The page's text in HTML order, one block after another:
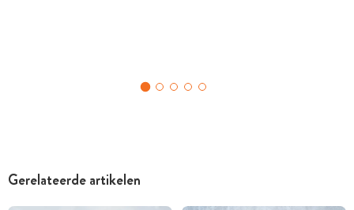
Gerelateerde artikelen